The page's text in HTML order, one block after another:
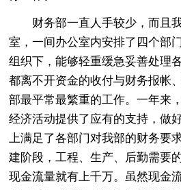
财务部一直人手较少，而且
室，一间办公室内安排了四个部
组织下，能够轻重缓急妥善处理
都离不开资金的收付与财务报帐
部最平常最繁重的工作。一年来
经济活动提供了应有的支持，做
上满足了各部门对我部的财务要
建阶段，工程、生产、后勤需要
现金流量就有上千万。虽然现金